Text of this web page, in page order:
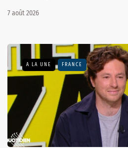
7 août 2026
A LA UNE FRANCE